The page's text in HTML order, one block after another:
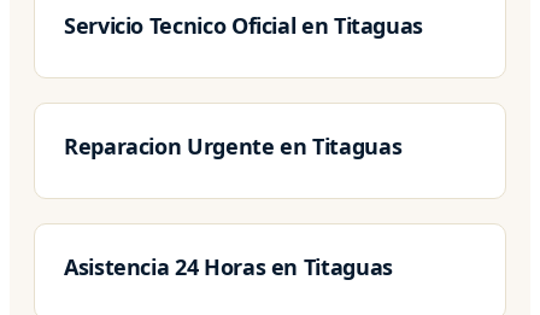
Servicio Tecnico Oficial en Titaguas
Reparacion Urgente en Titaguas
Asistencia 24 Horas en Titaguas